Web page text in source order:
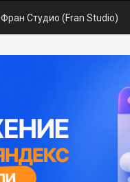
Фран Студио (Fran Studio)